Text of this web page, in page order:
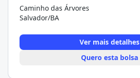
Caminho das Árvores
Salvador/BA
Ver mais detalhes
Quero esta bolsa